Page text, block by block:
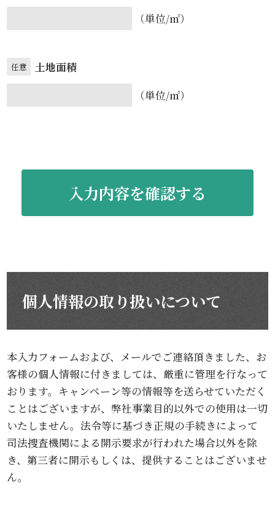
（単位/㎡）
任意
土地面積
（単位/㎡）
個人情報の取り扱いについて
本入力フォームおよび、メールでご連絡頂きました、お
客様の個人情報に付きましては、厳重に管理を行なって
おります。キャンペーン等の情報等を送らせていただく
ことはございますが、弊社事業目的以外での使用は一切
いたしません。法令等に基づき正規の手続きによって
司法捜査機関による開示要求が行われた場合以外を除
き、第三者に開示もしくは、提供することはございませ
ん。